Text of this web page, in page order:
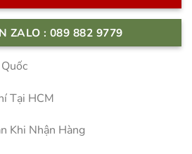
ZALO : 089 882 9779
Tại HCM
Khi Nhận Hàng